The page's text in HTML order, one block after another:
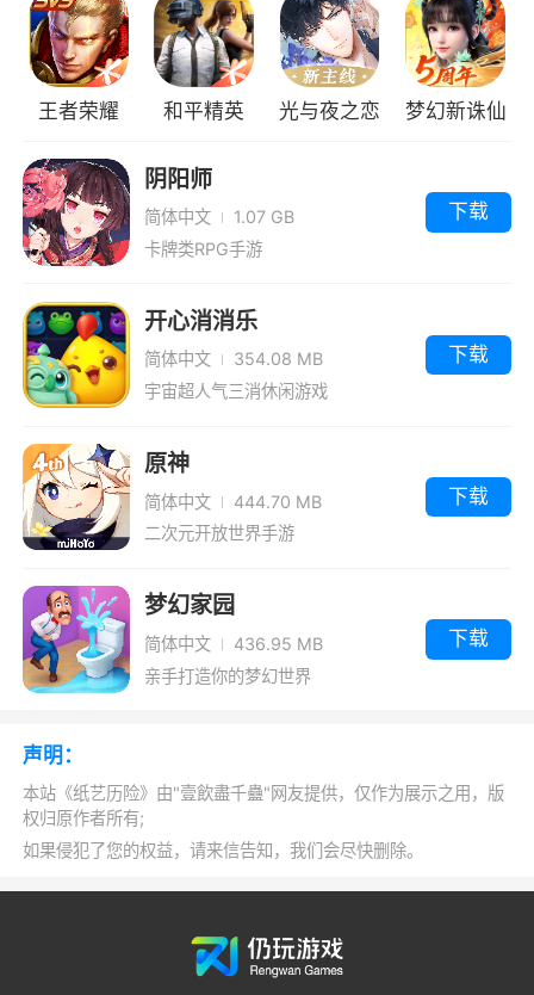
游戏视频
王者荣耀 和平精英 光与夜之恋 梦幻新诛仙
阴阳师
简体中文
1.07 GB
卡牌类RPG手游
下载
开心消消乐
简体中文
354.08 MB
宇宙超人气三消休闲游戏
下载
原神
简体中文
444.70 MB
二次元开放世界手游
下载
梦幻家园
简体中文
436.95 MB
亲手打造你的梦幻世界
下载
声明：
本站《纸艺历险》由"壹飲盡千蠱"网友提供，仅作为展示之用，版
权归原作者所有;
如果侵犯了您的权益，请来信告知，我们会尽快删除。